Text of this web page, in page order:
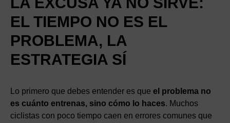
EL TIEMPO NO ES EL
PROBLEMA, LA
ESTRATEGIA SÍ
Lo primero que debes entender es que el problema no
es cuánto entrenas, sino cómo lo haces. Muchos
ciclistas con poco tiempo caen en errores comunes que